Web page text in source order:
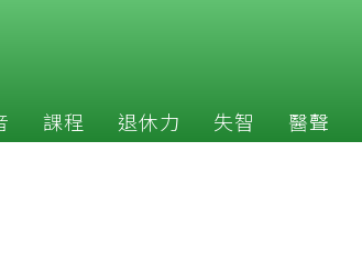
課程 退休力 失智 醫聲